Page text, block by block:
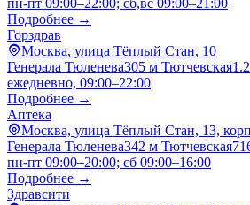
Подробнее →
Горздрав
Москва, улица Тёплый Стан, 10
Генерала Тюленева305 м Тютчевская
ежедневно, 09:00–22:00
Подробнее →
Аптека
Москва, улица Тёплый Стан, 13,
Генерала Тюленева342 м Тютчевская
пн-пт 09:00–20:00; сб 09:00–16:00
Подробнее →
Здравсити